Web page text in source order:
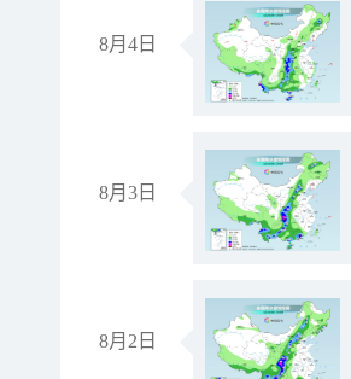
8月4日
8月3日
8月2日